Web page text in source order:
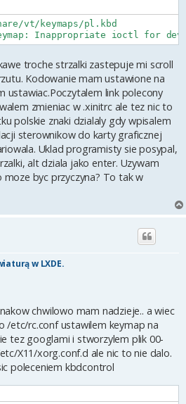
vt/keymaps/pl.kbd
Inappropriate ioctl for
troche strzalki zastepuje mi scroll
Kodowanie mam ustawione na
ustawiac.Poczytalem link polecony
zmieniac w .xinitrc ale tez nic to
polskie znaki dzialaly gdy wpisalem
sterownikow do karty graficznej
Uklad programisty sie posypal,
alt dziala jako enter. Uzywam
moze byc przyczyna? To tak w
w LXDE.
chwilowo mam nadzieje.. a wiec
/etc/rc.conf ustawilem keymap na
tez googlami i stworzylem plik 00-
X11/xorg.conf.d ale nic to nie dalo.
poleceniem kbdcontrol